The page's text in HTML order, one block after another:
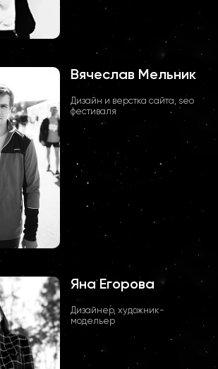
Вячеслав Мельник
Дизайн и верстка сайта, seo
фестиваля
Яна Егорова
Дизайнер, художник-
модельер